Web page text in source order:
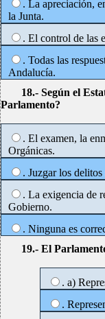
. La apreciación,
la Junta.
. El control de las
. Todas las
Andalucía.
18.- Según el
Parlamento?
. El examen, la
Orgánicas.
. Juzgar los
. La exigencia de
Gobierno.
. Ninguna es
19.- El
. a)
.